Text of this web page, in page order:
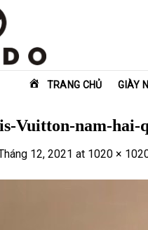
TRANG CHỦ GIÀY
Vuitton-nam-hai-
12, 2021 at 1020 ×